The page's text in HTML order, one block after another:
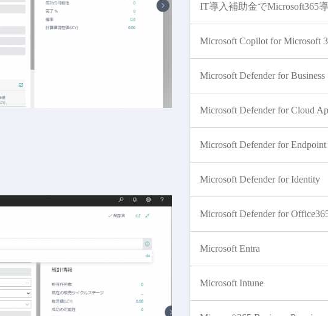
IT導入補助金でMicrosoft365
Microsoft Copilot for Microsoft
Microsoft Defender for Business
Microsoft Defender for Cloud
Microsoft Defender for Endpoint
Microsoft Defender for Identity
Microsoft Defender for
Microsoft Entra
Microsoft Intune